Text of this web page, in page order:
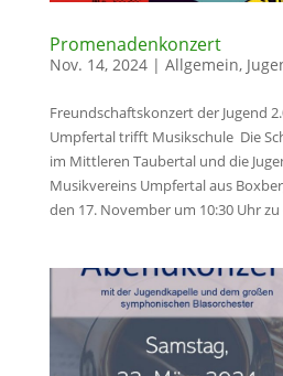
Promenadenkonzert
Nov. 14, 2024| Allgemein,
Freundschaftskonzert der Jugend
Umpfertal trifft Musikschule Die
im Mittleren Taubertal und die
Musikvereins Umpfertal aus
den 17. November um 10:30 Uhr